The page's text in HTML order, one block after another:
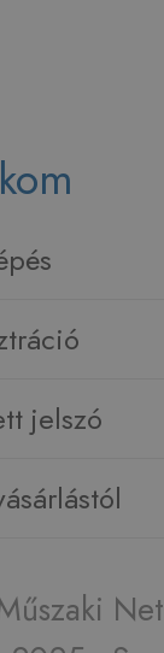
jelszó